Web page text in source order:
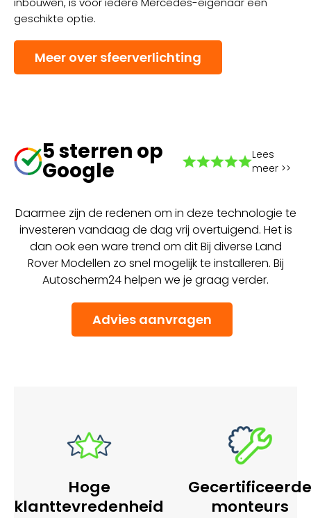
geschikte optie.
Meer over sfeerverlichting
5 sterren op
Google
Lees
meer >>
Daarmee zijn de redenen om in deze technologie te
investeren vandaag de dag vrij overtuigend. Het is
dan ook een ware trend om dit Bij diverse Land
Rover Modellen zo snel mogelijk te installeren. Bij
Autoscherm24 helpen we je graag verder.
Advies aanvragen
Hoge
klanttevredenheid
Gecertificeerde
monteurs